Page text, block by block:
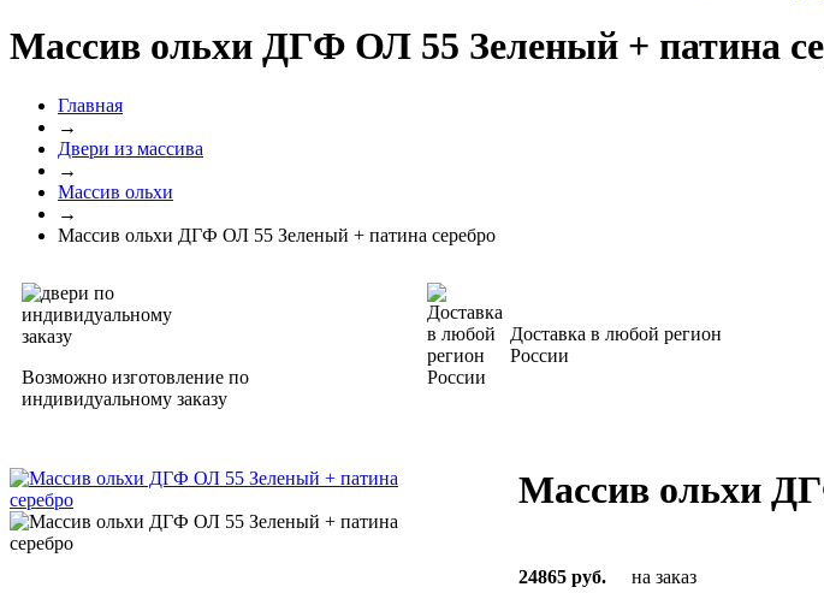
Массив ольхи ДГФ ОЛ 55 Зеленый + патина
Главная
→
Двери из массива
→
Массив ольхи
→
Массив ольхи ДГФ ОЛ 55 Зеленый + патина серебро
Возможно изготовление по
индивидуальному заказу
Доставка в любой регион
России
Массив ольхи
24865 руб. на заказ